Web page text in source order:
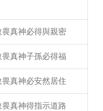
真神必得與親密
真神子孫必得福
真神必安然居住
真神得指示道路